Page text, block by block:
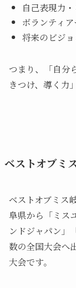
自己表現力
ボランティ
将来のビジ
つまり、「自分
きつけ、導く力
ベストオブミ
ベストオブミス
阜県から「ミス
ンドジャパン」
数の全国大会へ
大会です。